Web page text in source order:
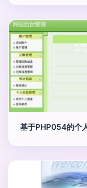
基于PHP054的个